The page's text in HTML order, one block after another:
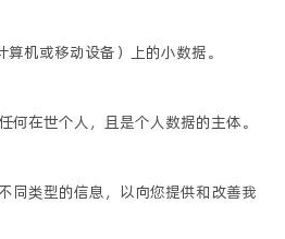
机或移动设备）上的小数据。
何在世个人，且是个人数据的主体。
同类型的信息，以向您提供和改善我